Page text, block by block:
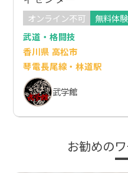
オンライン不可
無料体
武道・格闘技
香川県 高松市
琴電長尾線・林道駅
武学館
お勧めの